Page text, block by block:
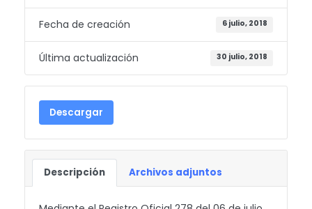
Fecha de creación 6 julio, 2018
Última actualización 30 julio, 2018
Descargar
Descripción Archivos adjuntos